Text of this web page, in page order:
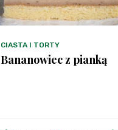
CIASTA I TORTY
Bananowiec z pianką